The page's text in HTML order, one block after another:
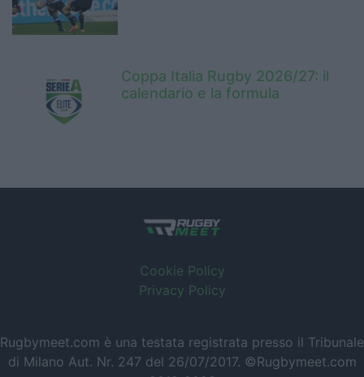
Coppa Italia Rugby 2026/27: il
calendario e la formula
Cookie Policy
Privacy Policy
Rugbymeet.com è una testata registrata presso il Tribunale
di Milano Aut. Nr. 247 del 26/07/2017. ©Rugbymeet.com